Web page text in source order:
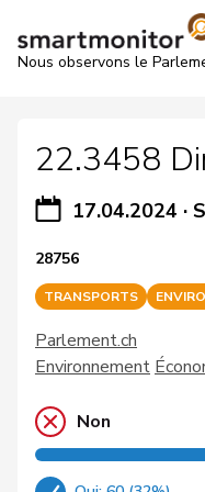
Nous observons le
22.3458
17.04.2024 ·
28756
TRANSPORTS
Parlement.ch
Environnement
Non